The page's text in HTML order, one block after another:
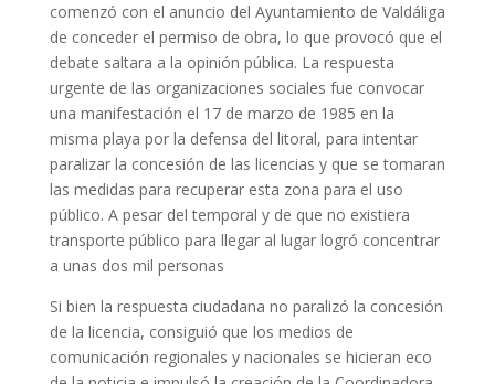
comenzó con el anuncio del Ayuntamiento de Valdáliga
de conceder el permiso de obra, lo que provocó que el
debate saltara a la opinión pública. La respuesta
urgente de las organizaciones sociales fue convocar
una manifestación el 17 de marzo de 1985 en la
misma playa por la defensa del litoral, para intentar
paralizar la concesión de las licencias y que se tomaran
las medidas para recuperar esta zona para el uso
público. A pesar del temporal y de que no existiera
transporte público para llegar al lugar logró concentrar
a unas dos mil personas
Si bien la respuesta ciudadana no paralizó la concesión
de la licencia, consiguió que los medios de
comunicación regionales y nacionales se hicieran eco